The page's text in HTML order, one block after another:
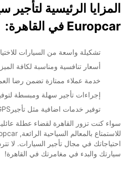
المزايا الرئيسية لتأجير
Europcar في القاهرة:
تشكيلة واسعة من السيارات
أسعار تنافسية ومناسبة لكافة
خدمة عملاء ممتازة تضمن رضا
إجراءات تأجير سهلة ومبسطة
توفير خدمات اضافية مثل تأجيرGPS وكراسي الأطفال
سواء كنت تزور القاهرة لقضاء عطلة
احتياجاتك في مجال تأجير السيارات. لا
سيارتك والبدء في مغامرتك في القاهرة!